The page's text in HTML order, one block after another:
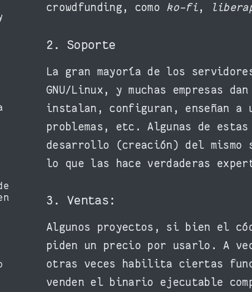
crowdfunding, como ko-fi,
2. Soporte
La gran mayoría de los
GNU/Linux, y muchas empresas
instalan, configuran, enseñan a
problemas, etc. Algunas de
desarrollo (creación) del mismo
lo que las hace verdaderas
3. Ventas:
Algunos proyectos, si bien el
piden un precio por usarlo. A
otras veces habilita ciertas
venden el binario ejecutable